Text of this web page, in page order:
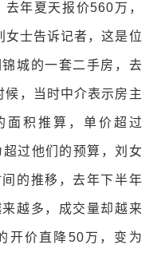
年夏天报价560万，
女士告诉记者，这是位
城的一套二手房，去
，当时中介表示房主
面积推算，单价超过
过他们的预算，刘女
的推移，去年下半年
越多，成交量却越来
开价直降50万，变为